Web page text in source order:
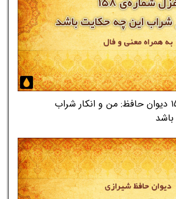
غزل شماره‌ی ۱۵۸ دیوان حافظ: من و انکار شراب